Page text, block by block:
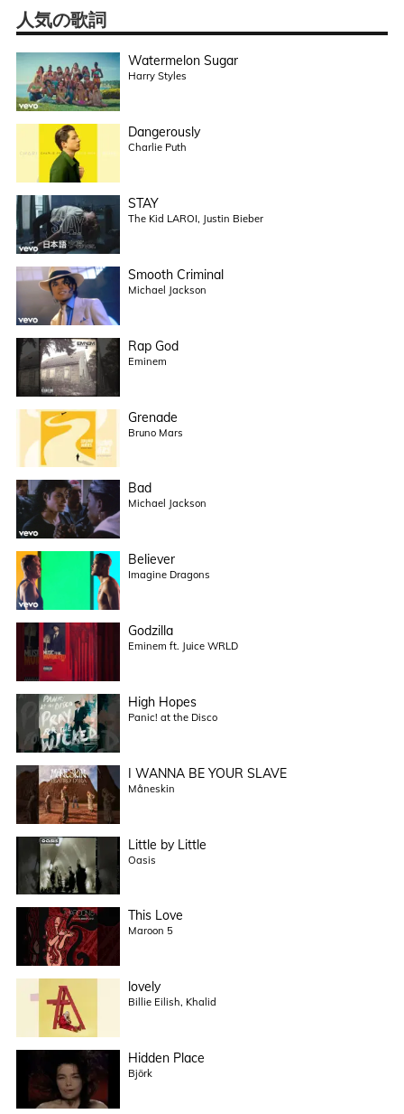
人気の歌詞
Watermelon Sugar
Harry Styles
Dangerously
Charlie Puth
STAY
The Kid LAROI, Justin Bieber
Smooth Criminal
Michael Jackson
Rap God
Eminem
Grenade
Bruno Mars
Bad
Michael Jackson
Believer
Imagine Dragons
Godzilla
Eminem ft. Juice WRLD
High Hopes
Panic! at the Disco
I WANNA BE YOUR SLAVE
Måneskin
Little by Little
Oasis
This Love
Maroon 5
lovely
Billie Eilish, Khalid
Hidden Place
Björk